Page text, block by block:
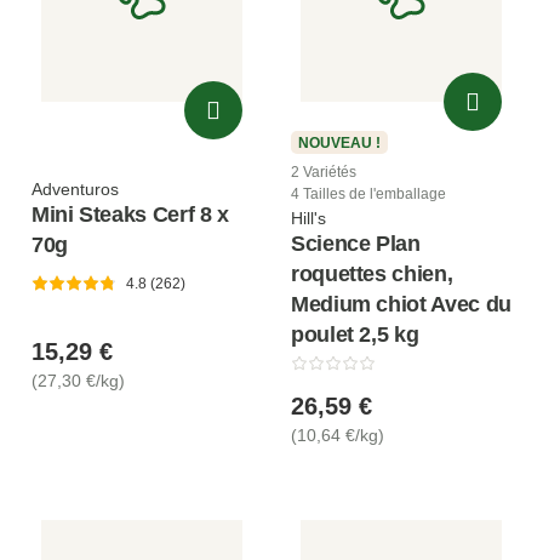
Adventuros
Mini Steaks Cerf 8 x
70g
4.8 (262)
15,29 €
(27,30 €/kg)
NOUVEAU !
2 Variétés
4 Tailles de l'emballage
Hill's
Science Plan
roquettes chien,
Medium chiot Avec du
poulet 2,5 kg
26,59 €
(10,64 €/kg)